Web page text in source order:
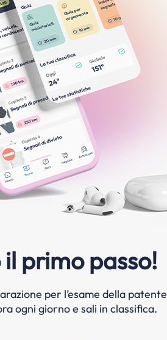
primo passo!
per l’esame della patente
ogni giorno e sali in classifica.